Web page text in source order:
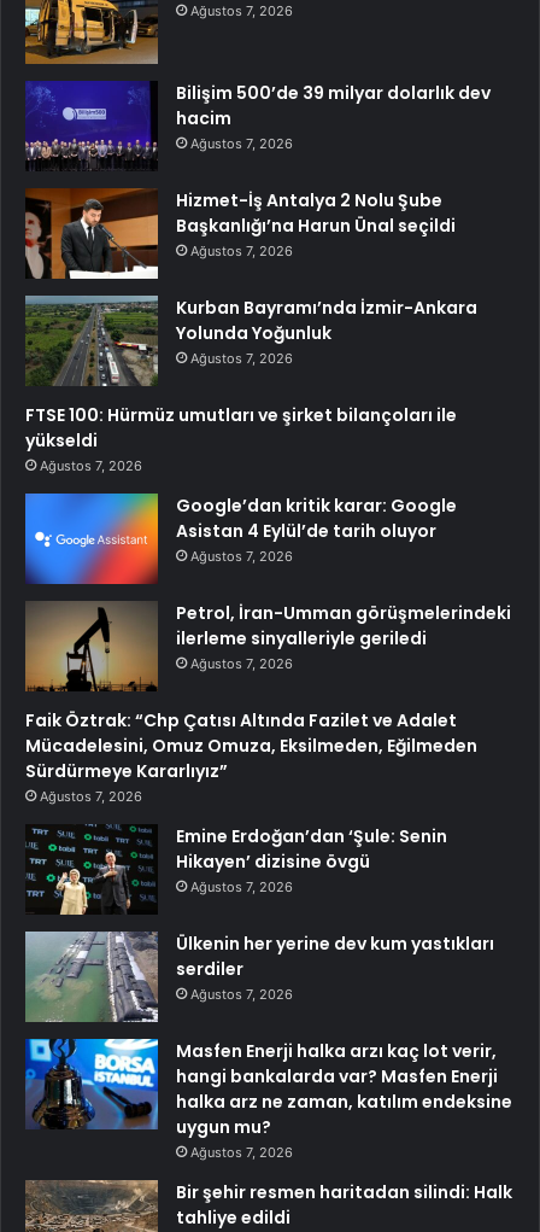
Ağustos 7, 2026
Bilişim 500’de 39 milyar dolarlık dev
hacim
Ağustos 7, 2026
Hizmet-İş Antalya 2 Nolu Şube
Başkanlığı’na Harun Ünal seçildi
Ağustos 7, 2026
Kurban Bayramı’nda İzmir-Ankara
Yolunda Yoğunluk
Ağustos 7, 2026
FTSE 100: Hürmüz umutları ve şirket bilançoları ile
yükseldi
Ağustos 7, 2026
Google’dan kritik karar: Google
Asistan 4 Eylül’de tarih oluyor
Ağustos 7, 2026
Petrol, İran-Umman görüşmelerindeki
ilerleme sinyalleriyle geriledi
Ağustos 7, 2026
Faik Öztrak: “Chp Çatısı Altında Fazilet ve Adalet
Mücadelesini, Omuz Omuza, Eksilmeden, Eğilmeden
Sürdürmeye Kararlıyız”
Ağustos 7, 2026
Emine Erdoğan’dan ‘Şule: Senin
Hikayen’ dizisine övgü
Ağustos 7, 2026
Ülkenin her yerine dev kum yastıkları
serdiler
Ağustos 7, 2026
Masfen Enerji halka arzı kaç lot verir,
hangi bankalarda var? Masfen Enerji
halka arz ne zaman, katılım endeksine
uygun mu?
Ağustos 7, 2026
Bir şehir resmen haritadan silindi: Halk
tahliye edildi